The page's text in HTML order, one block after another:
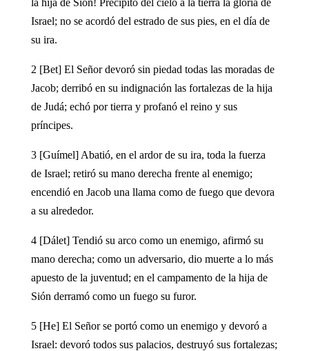
Israel; no se acordó del estrado de sus pies, en el día de
su ira.
2 [Bet] El Señor devoró sin piedad todas las moradas de
Jacob; derribó en su indignación las fortalezas de la hija
de Judá; echó por tierra y profanó el reino y sus
príncipes.
3 [Guímel] Abatió, en el ardor de su ira, toda la fuerza
de Israel; retiró su mano derecha frente al enemigo;
encendió en Jacob una llama como de fuego que devora
a su alrededor.
4 [Dálet] Tendió su arco como un enemigo, afirmó su
mano derecha; como un adversario, dio muerte a lo más
apuesto de la juventud; en el campamento de la hija de
Sión derramó como un fuego su furor.
5 [He] El Señor se portó como un enemigo y devoró a
Israel: devoró todos sus palacios, destruyó sus fortalezas;